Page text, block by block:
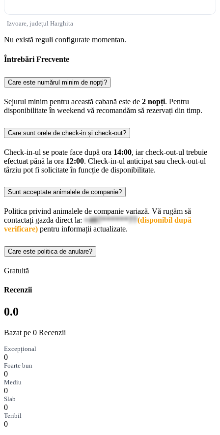
Izvoare, județul Harghita
Nu există reguli configurate momentan.
Întrebări Frecvente
Care este numărul minim de nopți?
Sejurul minim pentru această cabană este de 2 nopți. Pentru
disponibilitate în weekend vă recomandăm să rezervați din timp.
Care sunt orele de check-in și check-out?
Check-in-ul se poate face după ora 14:00, iar check-out-ul trebuie
efectuat până la ora 12:00. Check-in-ul anticipat sau check-out-ul
târziu pot fi solicitate în funcție de disponibilitate.
Sunt acceptate animalele de companie?
Politica privind animalele de companie variază. Vă rugăm să
contactați gazda direct la: +407******77(disponibil după
verificare) pentru informații actualizate.
Care este politica de anulare?
Gratuită
Recenzii
0.0
Bazat pe 0 Recenzii
Excepțional
0
Foarte bun
0
Mediu
0
Slab
0
Teribil
0